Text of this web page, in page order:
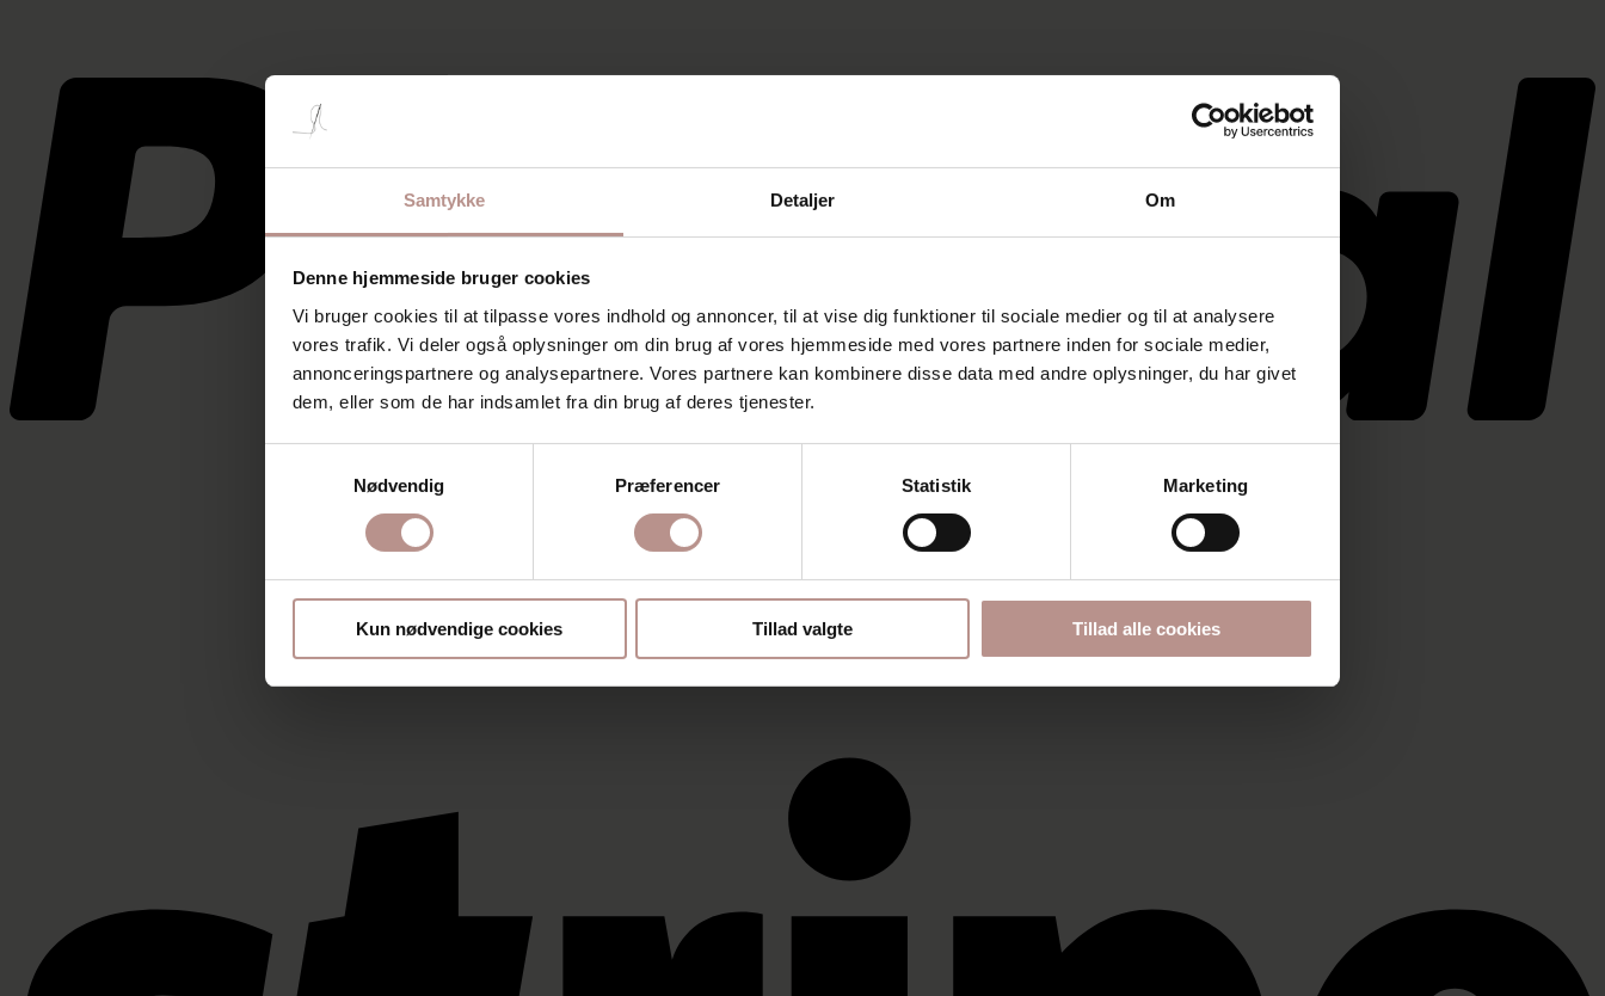
Samtykke Detaljer Om
Denne hjemmeside bruger cookies
Vi bruger cookies til at tilpasse vores indhold og annoncer, til at vise dig funktioner til sociale medier og til at analysere
vores trafik. Vi deler også oplysninger om din brug af vores hjemmeside med vores partnere inden for sociale medier,
annonceringspartnere og analysepartnere. Vores partnere kan kombinere disse data med andre oplysninger, du har givet
dem, eller som de har indsamlet fra din brug af deres tjenester.
Nødvendig
Præferencer Statistik Marketing
Kun nødvendige cookies Tillad valgte Tillad alle cookies